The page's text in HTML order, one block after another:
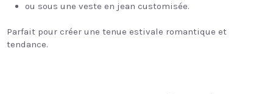
ou sous une veste en jean customisée.
Parfait pour créer une tenue estivale romantique et
tendance.